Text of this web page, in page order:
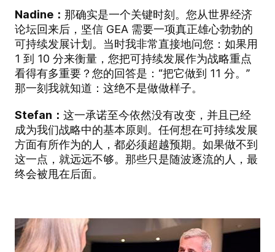
Nadine： 那确实是一个关键时刻。您从世界经济
论坛回来后，坚信 GEA 需要一项真正雄心勃勃的
可持续发展计划。当时我非常直接地问您：如果用
1 到 10 分来衡量，您把可持续发展作为战略重点
看得有多重要？您的回答是：“把它做到 11 分。”
那一刻我就知道：这绝不是做做样子。
Stefan： 这一承诺至今依然没有改变，并且已经
成为我们战略中的基本原则。任何想在可持续发展
方面有所作为的人，都必须超越预期。如果做不到
这一点，就远远不够。那些只是随波逐流的人，最
终会被甩在后面。